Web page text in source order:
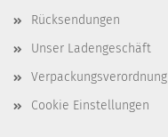
Rücksendungen
Unser Ladengeschäft
Verpackungsverordnung
Cookie Einstellungen